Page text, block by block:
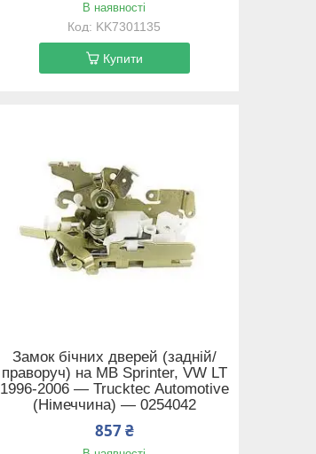
В наявності
KK7301135
Купити
Замок бічних дверей (задній/
праворуч) на MB Sprinter, VW LT
1996-2006 — Trucktec Automotive
(Німеччина) — 0254042
857 ₴